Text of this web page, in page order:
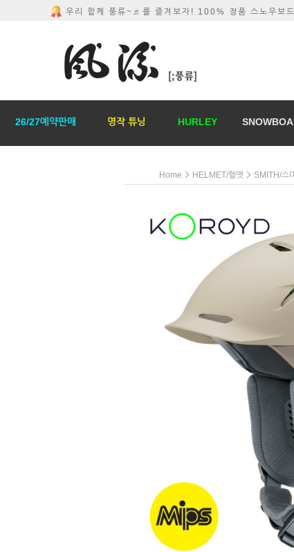
우리 함께 풍류~♬를 즐겨보자! 100% 정품 스노우보
26/27예약판매 명작 튜닝 HURLEY
Home HELMET/헬멧 SMITH/스